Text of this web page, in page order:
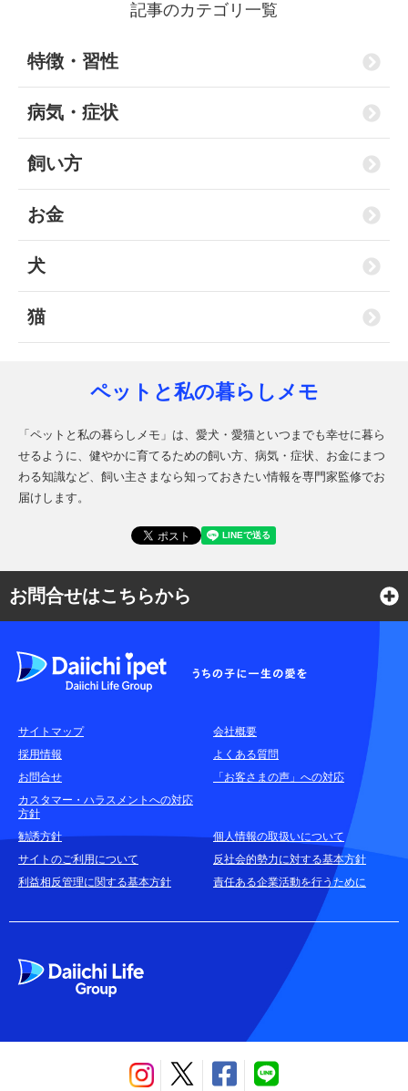
記事のカテゴリ一覧
特徴・習性
病気・症状
飼い方
お金
犬
猫
ペットと私の暮らしメモ
「ペットと私の暮らしメモ」は、愛犬・愛猫といつまでも幸せに暮ら
せるように、健やかに育てるための飼い方、病気・症状、お金にまつ
わる知識など、飼い主さまなら知っておきたい情報を専門家監修でお
届けします。
お問合せはこちらから
各種お問合せ窓口
耳や言葉の不自由なお客さまのお問合せ窓口
お申込みをご検討中のお客さま
(商品に関するお問合せ・資料請求)
資料請求はこちら
お電話でのお問合せはこちら 通話無料
サイトマップ
会社概要
採用情報
よくある質問
お問合せ
「お客さまの声」への対応
カスタマー・ハラスメントへの対応
方針
勧誘方針
個人情報の取扱いについて
サイトのご利用について
反社会的勢力に対する基本方針
利益相反管理に関する基本方針
責任ある企業活動を行うために